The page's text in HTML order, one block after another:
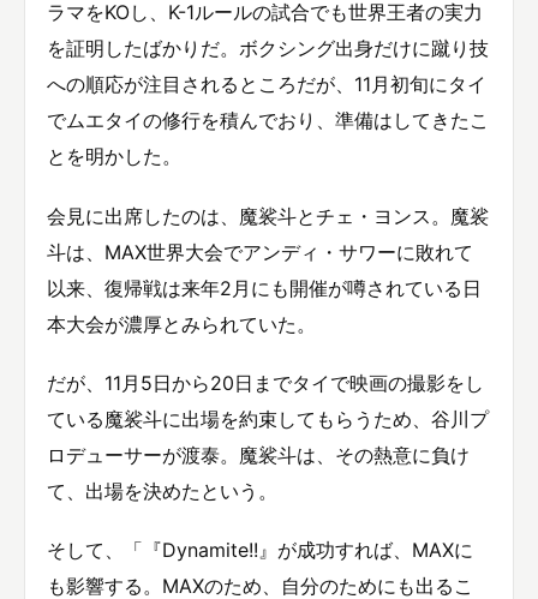
ラマをKOし、K-1ルールの試合でも世界王者の実力
を証明したばかりだ。ボクシング出身だけに蹴り技
への順応が注目されるところだが、11月初旬にタイ
でムエタイの修行を積んでおり、準備はしてきたこ
とを明かした。
会見に出席したのは、魔裟斗とチェ・ヨンス。魔裟
斗は、MAX世界大会でアンディ・サワーに敗れて
以来、復帰戦は来年2月にも開催が噂されている日
本大会が濃厚とみられていた。
だが、11月5日から20日までタイで映画の撮影をし
ている魔裟斗に出場を約束してもらうため、谷川プ
ロデューサーが渡泰。魔裟斗は、その熱意に負け
て、出場を決めたという。
そして、「『Dynamite!!』が成功すれば、MAXに
も影響する。MAXのため、自分のためにも出るこ